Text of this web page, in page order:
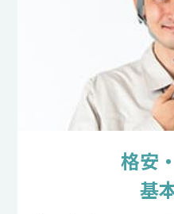
格安
基